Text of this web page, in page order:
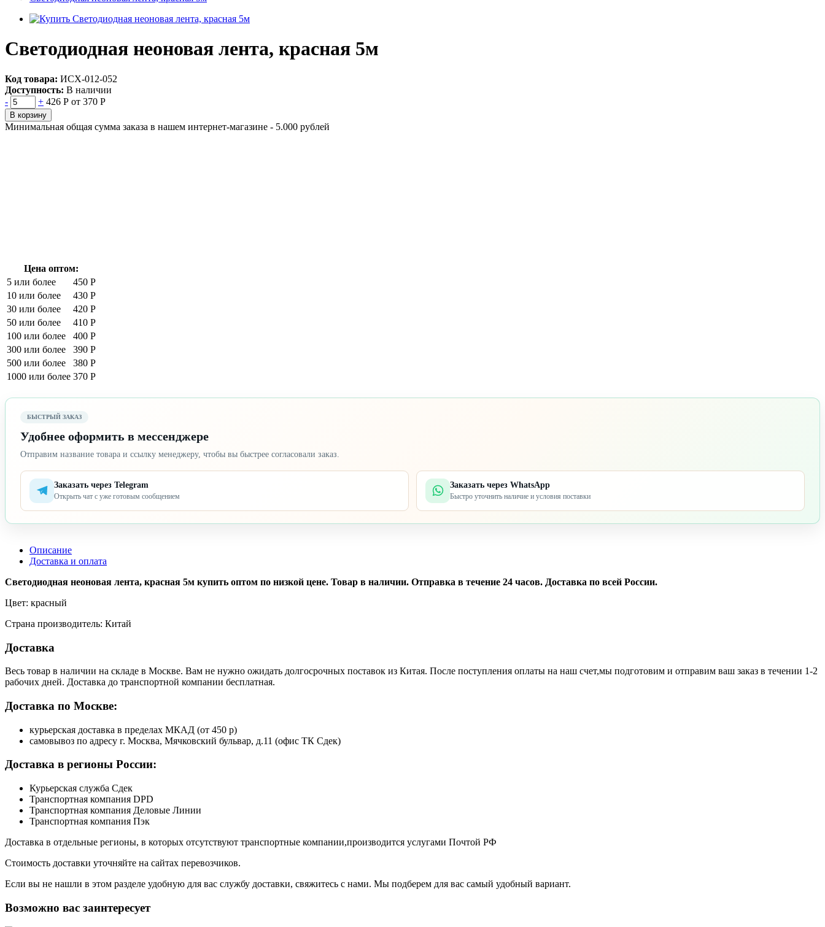
Светодиодная неоновая лента, красная 5м
Код товара: ИСХ-012-052
Доступность: В наличии
-
+ 426 Р от 370 Р
В корзину
Минимальная общая сумма заказа в нашем интернет-магазине - 5.000 рублей
Цена оптом:
5 или более
450 Р
10 или более
430 Р
30 или более
420 Р
50 или более
410 Р
100 или более
400 Р
300 или более
390 Р
500 или более
380 Р
1000 или более 370 Р
БЫСТРЫЙ ЗАКАЗ
Удобнее оформить в мессенджере
Отправим название товара и ссылку менеджеру, чтобы вы быстрее согласовали заказ.
Заказать через Telegram
Открыть чат с уже готовым сообщением
Заказать через WhatsApp
Быстро уточнить наличие и условия поставки
Описание
Доставка и оплата
Светодиодная неоновая лента, красная 5м купить оптом по низкой цене. Товар в наличии. Отправка в течение 24 часов. Доставка по всей России.
Цвет: красный
Страна производитель: Китай
Доставка
Весь товар в наличии на складе в Москве. Вам не нужно ожидать долгосрочных поставок из Китая. После поступления оплаты на наш счет,мы подготовим и отправим ваш заказ в течении 1-2
рабочих дней. Доставка до транспортной компании бесплатная.
Доставка по Москве:
курьерская доставка в пределах МКАД (от 450 р)
самовывоз по адресу г. Москва, Мячковский бульвар, д.11 (офис ТК Сдек)
Доставка в регионы России:
Курьерская служба Сдек
Транспортная компания DPD
Транспортная компания Деловые Линии
Транспортная компания Пэк
Доставка в отдельные регионы, в которых отсутствуют транспортные компании,производится услугами Почтой РФ
Стоимость доставки уточняйте на сайтах перевозчиков.
Если вы не нашли в этом разделе удобную для вас службу доставки, свяжитесь с нами. Мы подберем для вас самый удобный вариант.
Возможно вас заинтересует